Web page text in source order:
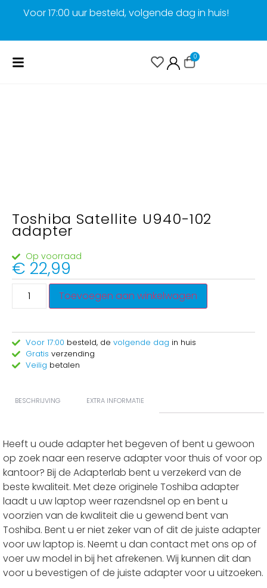
Voor 17:00 uur besteld, volgende dag in huis!
0
Toshiba Satellite U940-102
adapter
Op voorraad
€ 22,99
Toevoegen aan winkelwagen
Voor 17:00 besteld, de volgende dag in huis
Gratis verzending
Veilig betalen
BESCHRIJVING EXTRA INFORMATIE
Heeft u oude adapter het begeven of bent u gewoon
op zoek naar een reserve adapter voor thuis of voor op
kantoor? Bij de Adapterlab bent u verzekerd van de
beste kwaliteit. Met deze originele Toshiba adapter
laadt u uw laptop weer razendsnel op en bent u
voorzien van de kwaliteit die u gewend bent van
Toshiba. Bent u er niet zeker van of dit de juiste adapter
voor uw laptop is. Neemt u dan contact met ons op of
voer uw model in bij het afrekenen. Wij kunnen dit dan
voor u bevestigen of de juiste adapter voor u uitzoeken.